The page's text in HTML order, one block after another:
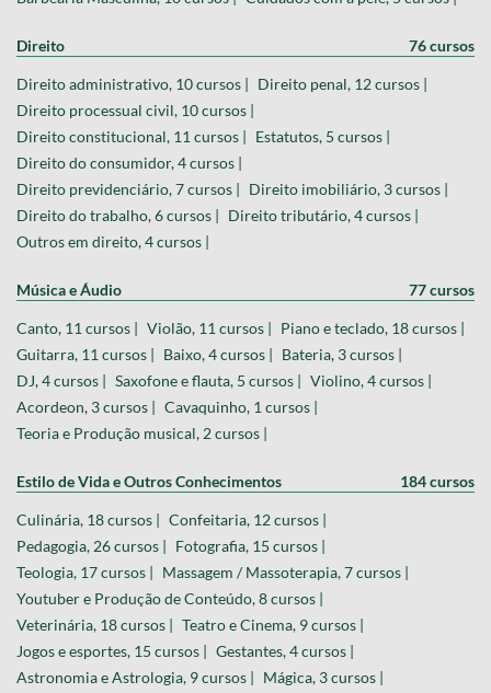
Direito 76 cursos
Direito administrativo, 10 cursos |
Direito penal, 12 cursos |
Direito processual civil, 10 cursos |
Direito constitucional, 11 cursos |
Estatutos, 5 cursos |
Direito do consumidor, 4 cursos |
Direito previdenciário, 7 cursos |
Direito imobiliário, 3 cursos |
Direito do trabalho, 6 cursos |
Direito tributário, 4 cursos |
Outros em direito, 4 cursos |
Música e Áudio 77 cursos
Canto, 11 cursos | Violão, 11 cursos |
Piano e teclado, 18 cursos |
Guitarra, 11 cursos |
Baixo, 4 cursos |
Bateria, 3 cursos |
DJ, 4 cursos |
Saxofone e flauta, 5 cursos |
Violino, 4 cursos |
Acordeon, 3 cursos |
Cavaquinho, 1 cursos |
Teoria e Produção musical, 2 cursos |
Estilo de Vida e Outros Conhecimentos 184 cursos
Culinária, 18 cursos |
Confeitaria, 12 cursos |
Pedagogia, 26 cursos |
Fotografia, 15 cursos |
Teologia, 17 cursos |
Massagem / Massoterapia, 7 cursos |
Youtuber e Produção de Conteúdo, 8 cursos |
Veterinária, 18 cursos |
Teatro e Cinema, 9 cursos |
Jogos e esportes, 15 cursos |
Gestantes, 4 cursos |
Astronomia e Astrologia, 9 cursos |
Mágica, 3 cursos |